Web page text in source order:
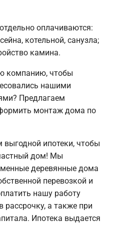
оплачиваются:
котельной, санузла;
камина.
компанию, чтобы
нашими
Предлагаем
монтаж дома по
ипотеки, чтобы
дом! Мы
деревянные дома
перевозкой и
нашу работу
а также при
Ипотека выдается